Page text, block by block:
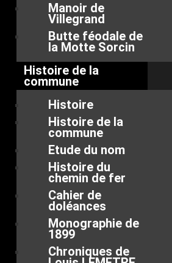
Manoir de
Villegrand
Butte féodale de
la Motte Sorcin
Histoire de la
commune
Histoire
Histoire de la
commune
Etude du nom
Histoire du
chemin de fer
Cahier de
doléances
Monographie de
1899
Chroniques de